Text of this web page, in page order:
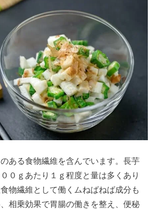
ある食物繊維を含んでいます。長芋
０ｇあたり１ｇ程度と量は多くあり
物繊維として働くムねばねば成分も
相乗効果で胃腸の働きを整え、便秘